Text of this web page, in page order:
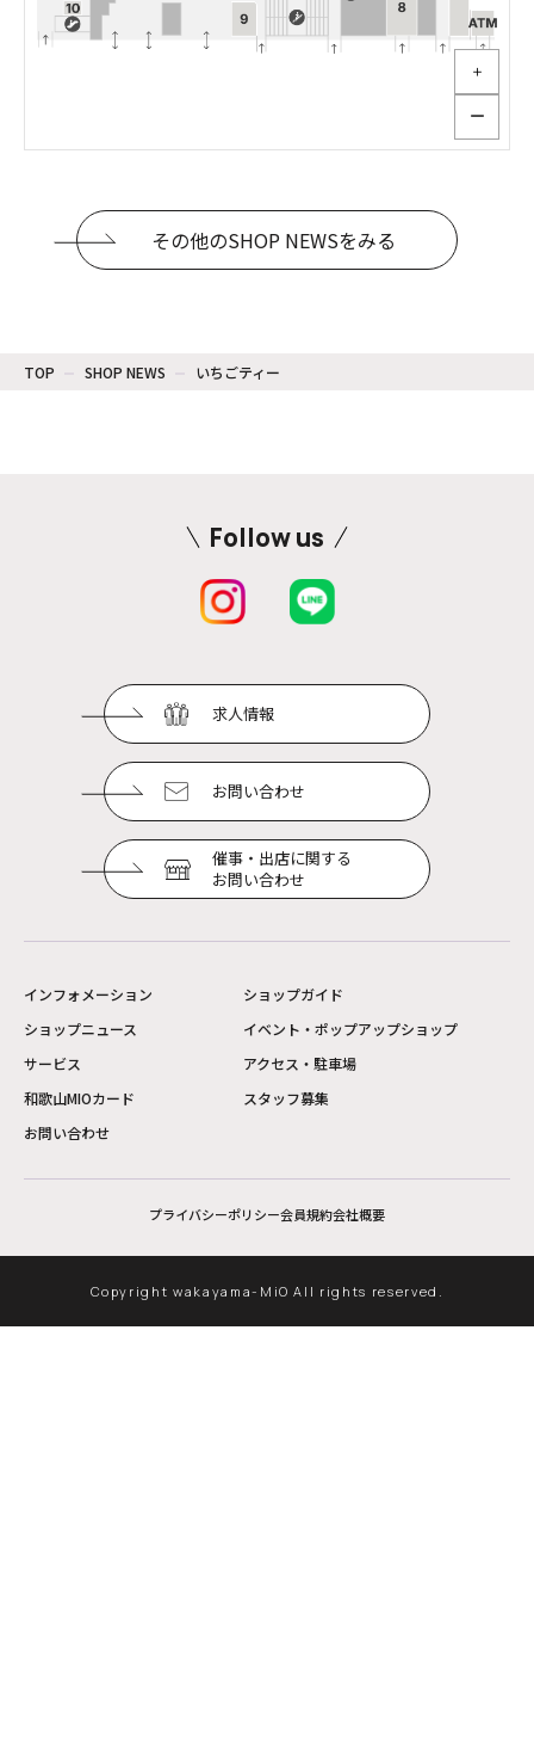
＋
ー
その他のSHOP NEWSをみる
TOP SHOP NEWS いちごティー
Follow us
求人情報
お問い合わせ
催事・出店に関する
お問い合わせ
インフォメーション
ショップガイド
ショップニュース
イベント・ポップアップショップ
サービス
アクセス・駐車場
和歌山MIOカード
スタッフ募集
お問い合わせ
プライバシーポリシー会員規約会社概要
Copyright wakayama-MiO All rights reserved.